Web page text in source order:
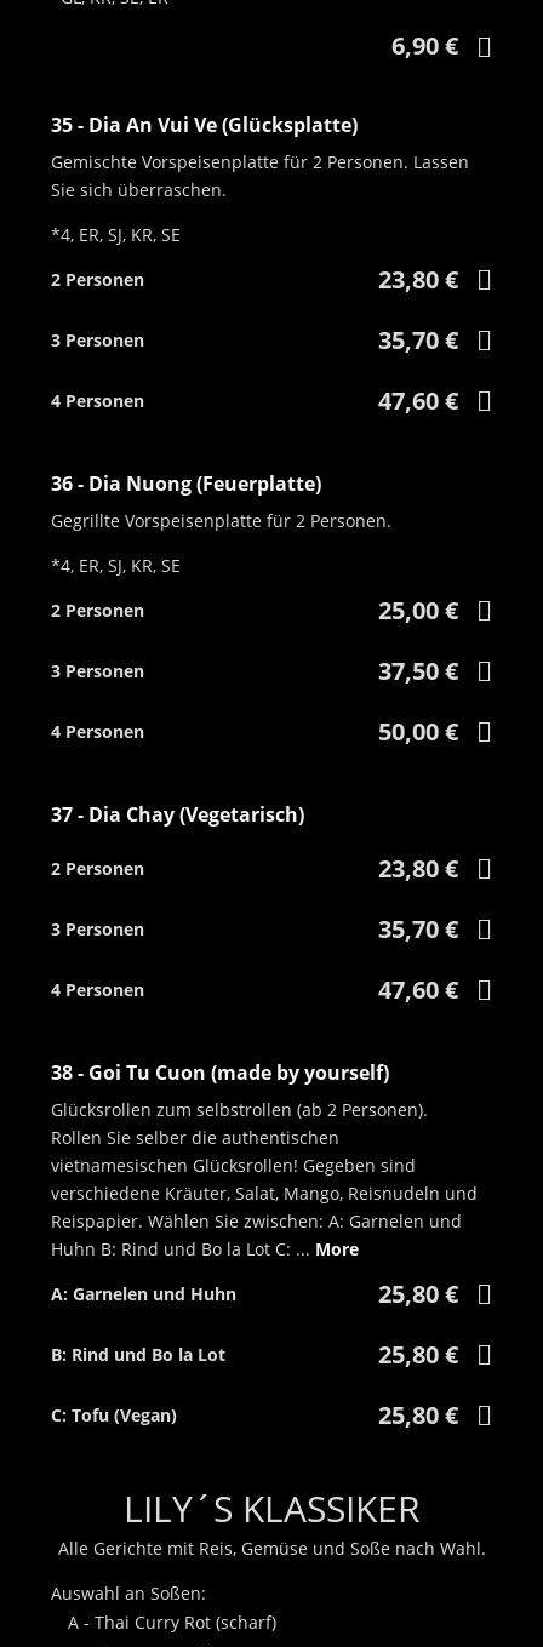
6,90 €
35 - Dia An Vui Ve (Glücksplatte)
Gemischte Vorspeisenplatte für 2 Personen. Lassen
Sie sich überraschen.
*4, ER, SJ, KR, SE
2 Personen
23,80 €
3 Personen 35,70 €
4 Personen 47,60 €
36 - Dia Nuong (Feuerplatte)
Gegrillte Vorspeisenplatte für 2 Personen.
*4, ER, SJ, KR, SE
2 Personen
25,00 €
3 Personen 37,50 €
4 Personen 50,00 €
37 - Dia Chay (Vegetarisch)
2 Personen 23,80 €
3 Personen 35,70 €
4 Personen 47,60 €
38 - Goi Tu Cuon (made by yourself)
Glücksrollen zum selbstrollen (ab 2 Personen).
Rollen Sie selber die authentischen
vietnamesischen Glücksrollen! Gegeben sind
verschiedene Kräuter, Salat, Mango, Reisnudeln und
Reispapier. Wählen Sie zwischen: A: Garnelen und
Huhn B: Rind und Bo la Lot C: ... More
A: Garnelen und Huhn
25,80 €
B: Rind und Bo la Lot 25,80 €
C: Tofu (Vegan) 25,80 €
LILY´S KLASSIKER
Alle Gerichte mit Reis, Gemüse und Soße nach Wahl.
Auswahl an Soßen:
A - Thai Curry Rot (scharf)